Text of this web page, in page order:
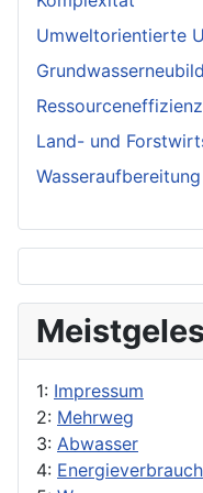
Umweltorientierte
Ressourceneffizienz
Land- und
Wasseraufbereitung
1: Impressum
2: Mehrweg
3: Abwasser
4: Energieverbrauch